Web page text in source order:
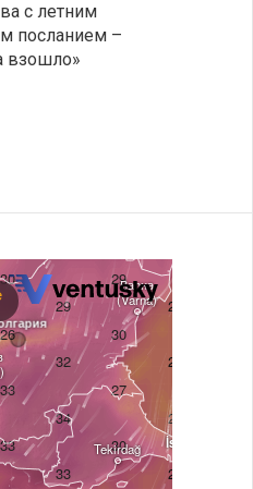
с летним
посланием –
взошло»